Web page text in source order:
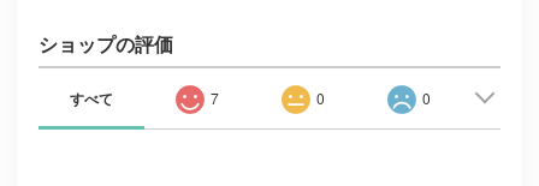
ショップの評価
すべて 7 0 0